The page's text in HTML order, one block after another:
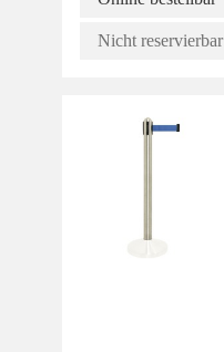
Nicht reservierbar